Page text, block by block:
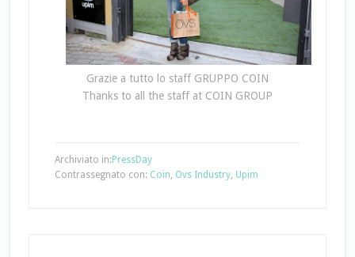
Grazie a tutto lo staff GRUPPO COIN
Thanks to all the staff at COIN GROUP
Archiviato in:PressDay
Contrassegnato con: Coin Ovs Industry, Upim